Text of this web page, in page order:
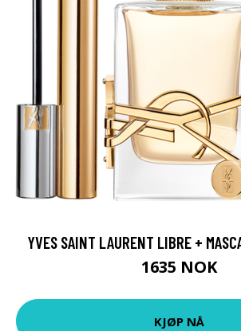
YVES SAINT LAURENT LIBRE +
1635 NOK
KJØP NÅ